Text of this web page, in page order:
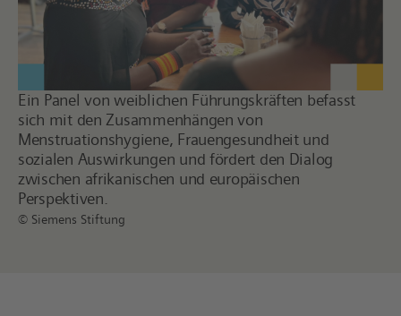
Ein Panel von weiblichen Führungskräften befasst
sich mit den Zusammenhängen von
Menstruationshygiene, Frauengesundheit und
sozialen Auswirkungen und fördert den Dialog
zwischen afrikanischen und europäischen
Perspektiven.
© Siemens Stiftung